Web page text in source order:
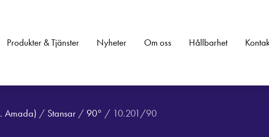
Produkter & Tjänster Nyheter Om oss Hållbarhet
Amada) / Stansar / 90° / 10.201/90